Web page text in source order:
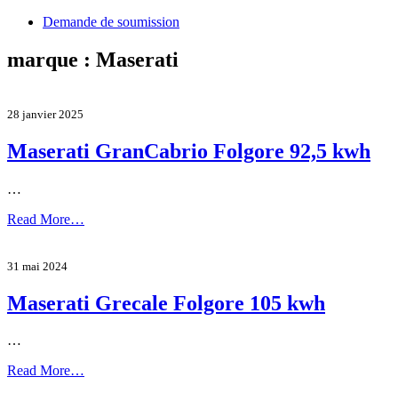
Demande de soumission
marque : Maserati
28 janvier 2025
Maserati GranCabrio Folgore 92,5 kwh
…
Read More…
31 mai 2024
Maserati Grecale Folgore 105 kwh
…
Read More…